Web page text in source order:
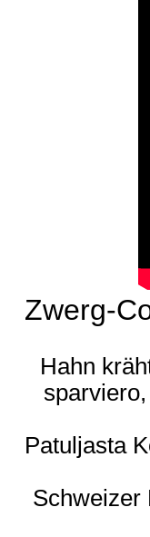
Zwerg-
Hahn
Patuljasta
Schweizer